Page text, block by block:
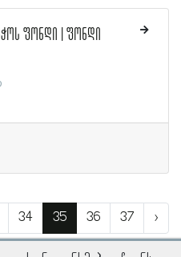
ფონდი | ფონდი
34 35 36 37 ›